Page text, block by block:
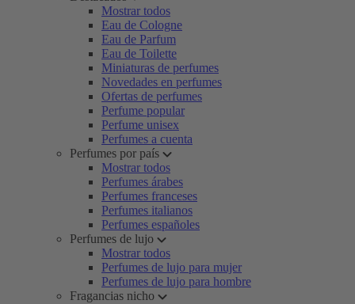
Mostrar todos
Eau de Cologne
Eau de Parfum
Eau de Toilette
Miniaturas de perfumes
Novedades en perfumes
Ofertas de perfumes
Perfume popular
Perfume unisex
Perfumes a cuenta
Perfumes por país
Mostrar todos
Perfumes árabes
Perfumes franceses
Perfumes italianos
Perfumes españoles
Perfumes de lujo
Mostrar todos
Perfumes de lujo para mujer
Perfumes de lujo para hombre
Fragancias nicho